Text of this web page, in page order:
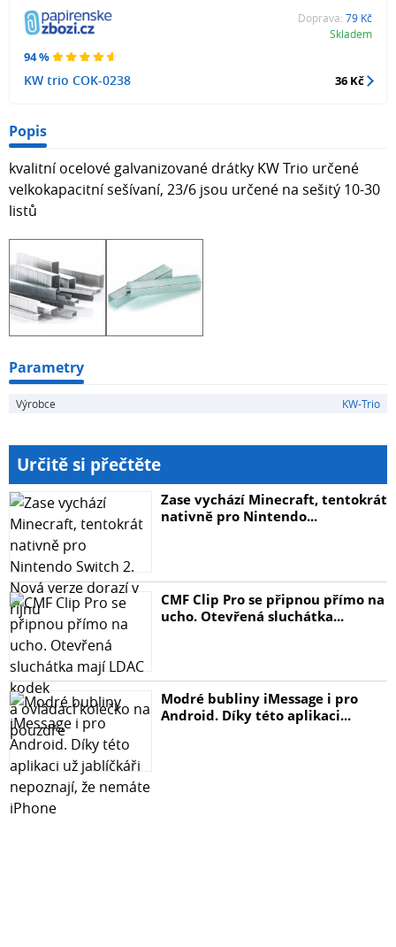
94 %
KW trio COK-0238
Doprava: 79 Kč
Skladem
36 Kč
Popis
kvalitní ocelové galvanizované drátky KW Trio určené
velkokapacitní sešívaní, 23/6 jsou určené na sešitý 10-30
listů
Parametry
Výrobce KW-Trio
Určitě si přečtěte
Zase vychází Minecraft, tentokrát
nativně pro Nintendo...
CMF Clip Pro se připnou přímo na
ucho. Otevřená sluchátka...
Modré bubliny iMessage i pro
Android. Díky této aplikaci...